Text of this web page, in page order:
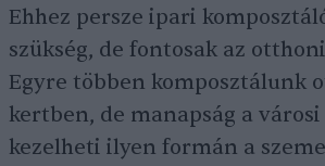
Ehhez persze ipari
szükség, de fontosak az
Egyre többen komposztálunk
kertben, de manapság a városi
kezelheti ilyen formán a